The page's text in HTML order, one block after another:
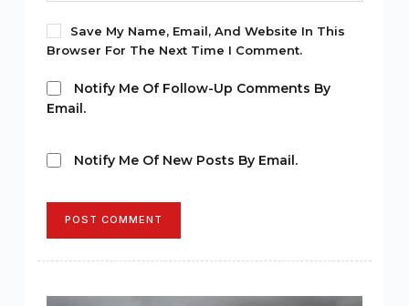
Save My Name, Email, And Website In This
Browser For The Next Time I Comment.
Notify Me Of Follow-Up Comments By
Email.
Notify Me Of New Posts By Email.
POST COMMENT